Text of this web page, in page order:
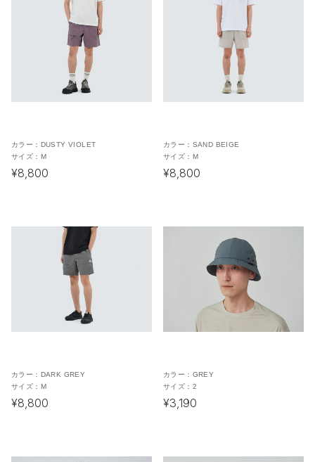
カラー： DUSTY VIOLET
サイズ： M
¥8,800
カラー： SAND BEIGE
サイズ： M
¥8,800
カラー： DARK GREY
サイズ： M
¥8,800
カラー： GREY
サイズ： 2
¥3,190